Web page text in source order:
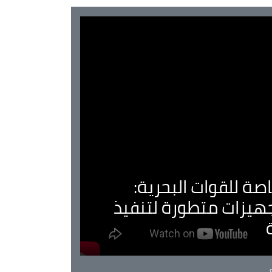
للقوات البحرية:
متطورة لتنفيذ